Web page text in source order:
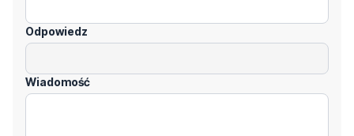
Odpowiedz
Wiadomość